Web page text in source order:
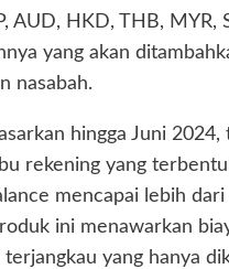
AUD, HKD, THB, MYR,
yang akan
nasabah.
hingga Juni
rekening yang
mencapai lebih dari
ini menawarkan
yang hanya